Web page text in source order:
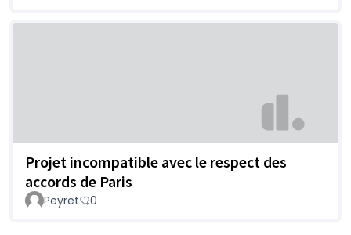
Projet incompatible avec le respect des
accords de Paris
Peyret 0